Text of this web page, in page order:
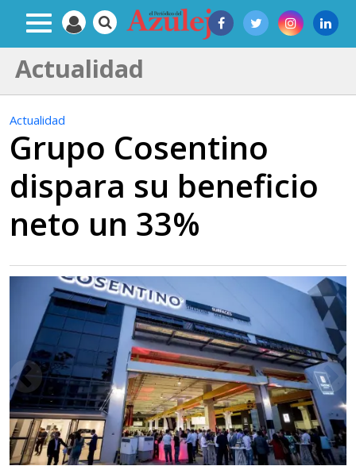
Actualidad
Actualidad
Grupo Cosentino
dispara su beneficio
neto un 33%